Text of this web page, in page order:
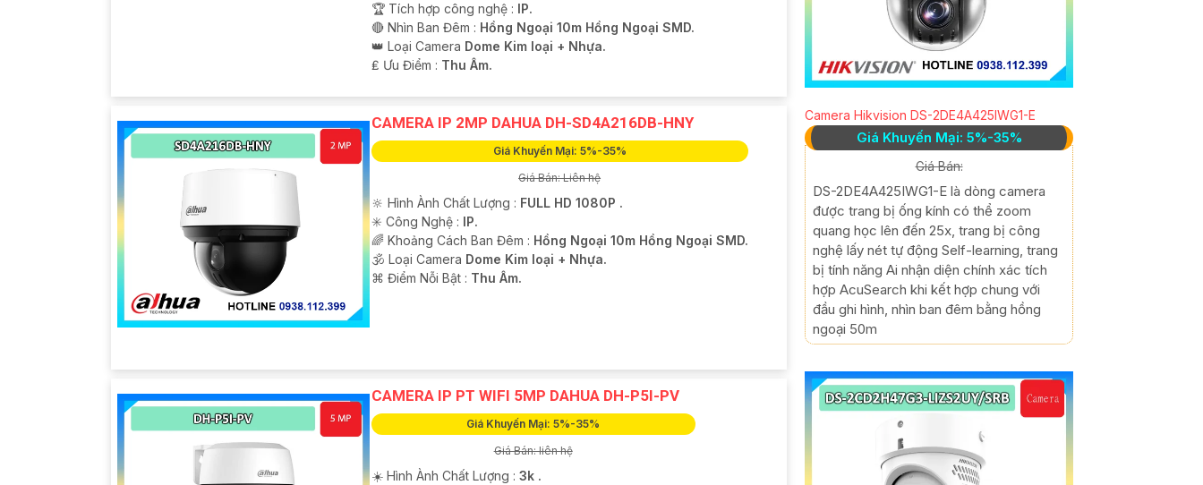
🏆 Tích hợp công nghệ : IP.
🔴 Nhìn Ban Đêm : Hồng Ngoại 10m Hồng Ngoại SMD.
👑 Loại Camera Dome Kim loại + Nhựa.
️₤ Ưu Điểm : Thu Âm.
CAMERA IP 2MP DAHUA DH-SD4A216DB-HNY
Giá Khuyến Mại: 5%-35%
Giá Bán: Liên hệ
🔆 Hình Ành Chất Lượng : FULL HD 1080P .
✳️ Công Nghệ : IP.
🌈 Khoảng Cách Ban Đêm : Hồng Ngoại 10m Hồng Ngoại SMD.
🕉️ Loại Camera Dome Kim loại + Nhựa.
️⌘ Điểm Nỗi Bật : Thu Âm.
CAMERA IP PT WIFI 5MP DAHUA DH-P5I-PV
Giá Khuyến Mại: 5%-35%
Giá Bán: liên hệ
☀️ Hình Ành Chất Lượng : 3k .
Camera Hikvision DS-2DE4A425IWG1-E
Giá Khuyến Mại: 5%-35%
Giá Bán:
DS-2DE4A425IWG1-E là dòng camera
được trang bị ống kính có thể zoom
quang học lên đến 25x, trang bị công
nghệ lấy nét tự động Self-learning, trang
bị tính năng Ai nhận diện chính xác tích
hợp AcuSearch khi kết hợp chung với
đầu ghi hình, nhìn ban đêm bằng hồng
ngoại 50m